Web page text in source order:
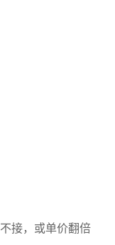
不接，或单价翻倍